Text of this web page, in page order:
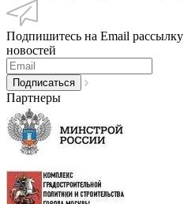
Подпишитесь на Email рассылку
новостей
Партнеры